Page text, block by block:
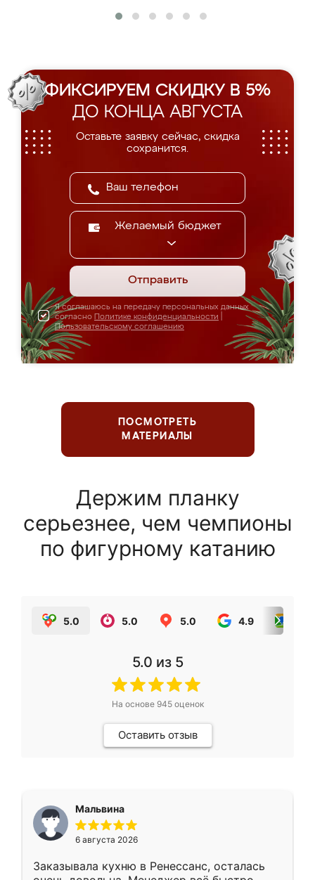
ФИКСИРУЕМ СКИДКУ В 5%
ДО КОНЦА АВГУСТА
Оставьте заявку сейчас, скидка
сохранится.
Желаемый бюджет
Отправить
Я соглашаюсь на передачу персональных данных
согласно Политике конфиденциальности
Пользовательскому соглашению
ПОСМОТРЕТЬ
МАТЕРИАЛЫ
Держим планку
серьезнее, чем чемпионы
по фигурному катанию
5.0 5.0 5.0 4.9
5.0 из 5
На основе 945оценок
Оставить отзыв
Мальвина
6 августа 2026
Заказывала кухню в Ренессанс, осталась